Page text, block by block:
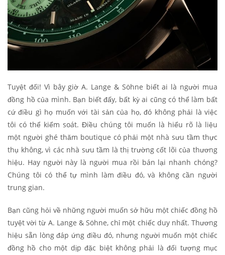
Tuyệt đối! Vì bây giờ A. Lange & Söhne biết ai là người mua
đồng hồ của mình. Bạn biết đấy, bất kỳ ai cũng có thể làm bất
cứ điều gì họ muốn với tài sản của họ, đó không phải là việc
tôi có thể kiểm soát. Điều chúng tôi muốn là hiểu rõ là liệu
một người ghé thăm boutique có phải một nhà sưu tầm thực
thụ không, vì các nhà sưu tầm là thị trường cốt lõi của thương
hiệu. Hay người này là người mua rồi bán lại nhanh chóng?
Chúng tôi có thể tự mình làm điều đó, và không cần người
trung gian.
Bạn cũng hỏi về những người muốn sở hữu một chiếc đồng hồ
tuyệt vời từ A. Lange & Söhne, chỉ một chiếc duy nhất. Thương
hiệu sẵn lòng đáp ứng điều đó, nhưng người muốn một chiếc
đồng hồ cho một dịp đặc biệt không phải là đối tượng mục